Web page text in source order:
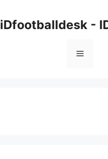
iDfootballdesk -
Menu